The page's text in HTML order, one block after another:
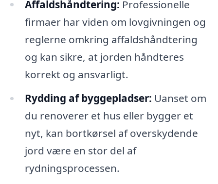
Affaldshåndtering: Professionelle
firmaer har viden om lovgivningen og
reglerne omkring affaldshåndtering
og kan sikre, at jorden håndteres
korrekt og ansvarligt.
Rydding af byggepladser: Uanset om
du renoverer et hus eller bygger et
nyt, kan bortkørsel af overskydende
jord være en stor del af
rydningsprocessen.